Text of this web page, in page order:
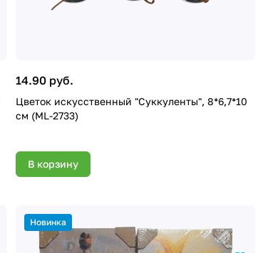
14.90 руб.
Цветок искусственный "Суккуленты", 8*6,7*10
см (ML-2733)
В корзину
Новинка